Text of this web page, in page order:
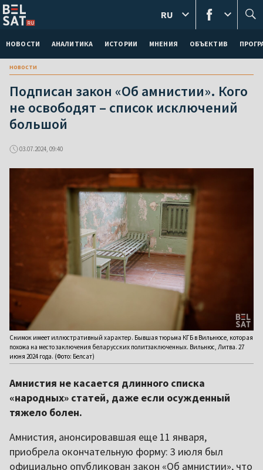
НОВОСТИ АНАЛИТИКА ИСТОРИИ МНЕНИЯ ОБЪЕКТИВ
RU
новости
Подписан закон «Об амнистии». Кого
не освободят – список исключений
большой
03.07.2024, 09:40
Снимок имеет иллюстративный характер. Бывшая тюрьма КГБ в Вильнюсе, которая
похожа на место заключения беларусских политзаключенных. Вильнюс, Литва. 27
июня 2024 года. (Фото: Белсат)
Амнистия не касается длинного списка
«народных» статей, даже если осужденный
тяжело болен.
Амнистия, анонсировавшая еще 11 января,
приобрела окончательную форму: 3 июля был
официально опубликован закон «Об амнистии», что